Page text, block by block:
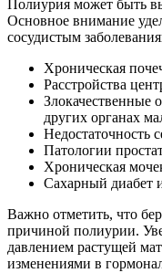
Полиурия может быть
Основное внимание
сосудистым
Хроническая
Расстройства
Злокачественные
других органах
Недостаточность
Патологии
Хроническая
Сахарный диабет
Важно отметить, что
причиной полиурии.
давлением растущей
изменениями в